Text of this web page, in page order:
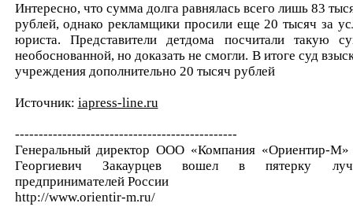
Интересно, что сумма долга равнялась всего лишь 83
рублей, однако рекламщики просили еще 20 тысяч за
юриста. Представители детдома посчитали такую
необоснованной, но доказать не смогли. В итоге суд
учреждения дополнительно 20 тысяч рублей
Источник: iapress-line.ru
-----------------------------------------------
Генеральный директор ООО «Компания «Ориентир-
Георгиевич Закаурцев вошел в пятерку
предпринимателей России
http://www.orientir-m.ru/